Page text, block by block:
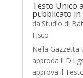
Testo Unico
pubblicato in
da Studio di
Fisco
Nella Gazzetta
approda il
approva il